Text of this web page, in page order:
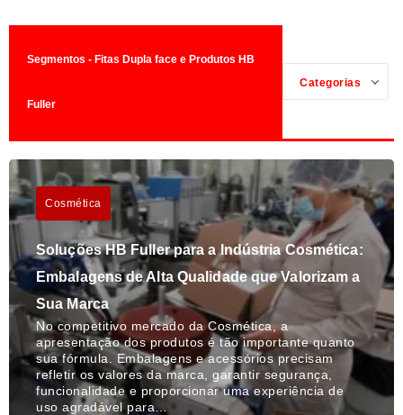
Segmentos - Fitas Dupla face e Produtos HB
Fuller
Categorias
Cosmética
Soluções HB Fuller para a Indústria Cosmética:
Embalagens de Alta Qualidade que Valorizam a
Sua Marca
No competitivo mercado da Cosmética, a
apresentação dos produtos é tão importante quanto
sua fórmula. Embalagens e acessórios precisam
refletir os valores da marca, garantir segurança,
funcionalidade e proporcionar uma experiência de
uso agradável para…